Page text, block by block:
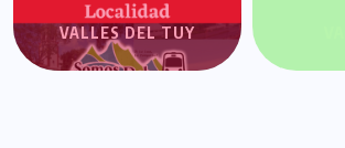
VALLES DEL TUY